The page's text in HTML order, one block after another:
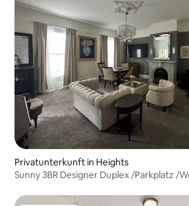
Privatunterkunft in Heights
Sunny 3BR Designer Duplex /Parkplatz /